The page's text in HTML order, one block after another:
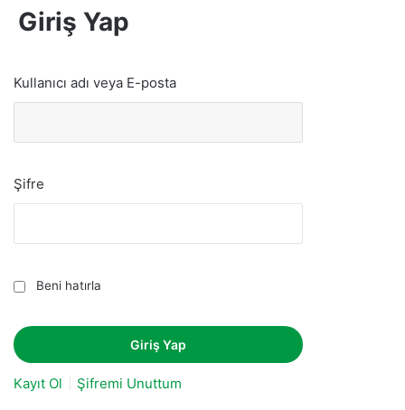
Giriş Yap
Kullanıcı adı veya E-posta
Şifre
Beni hatırla
Kayıt Ol Şifremi Unuttum